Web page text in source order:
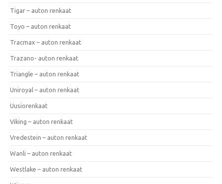
Tigar – auton renkaat
Toyo – auton renkaat
Tracmax – auton renkaat
Trazano- auton renkaat
Triangle – auton renkaat
Uniroyal – auton renkaat
Uusiorenkaat
Viking – auton renkaat
Vredestein – auton renkaat
Wanli – auton renkaat
Westlake – auton renkaat